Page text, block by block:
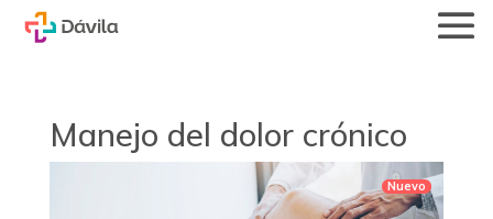
Manejo del dolor crónico